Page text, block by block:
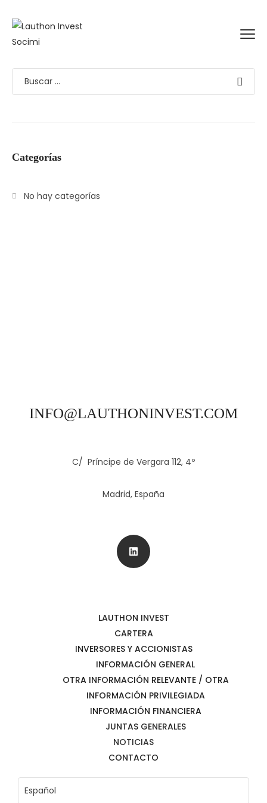
Categorías
No hay categorías
INFO@LAUTHONINVEST.COM
C/ Príncipe de Vergara 112, 4º
Madrid, España
LAUTHON INVEST
CARTERA
INVERSORES Y ACCIONISTAS
INFORMACIÓN GENERAL
OTRA INFORMACIÓN RELEVANTE / OTRA
INFORMACIÓN PRIVILEGIADA
INFORMACIÓN FINANCIERA
JUNTAS GENERALES
NOTICIAS
CONTACTO